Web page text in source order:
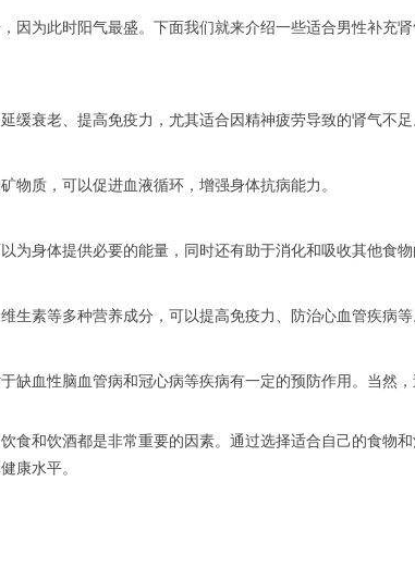
为此时阳气最盛。下面我们就来介绍一些适合男性补充肾
衰老、提高免疫力，尤其适合因精神疲劳导致的肾气不足
质，可以促进血液循环，增强身体抗病能力。
身体提供必要的能量，同时还有助于消化和吸收其他食物
素等多种营养成分，可以提高免疫力、防治心血管疾病等
血性脑血管病和冠心病等疾病有一定的预防作用。当然，
和饮酒都是非常重要的因素。通过选择适合自己的食物和
康水平。